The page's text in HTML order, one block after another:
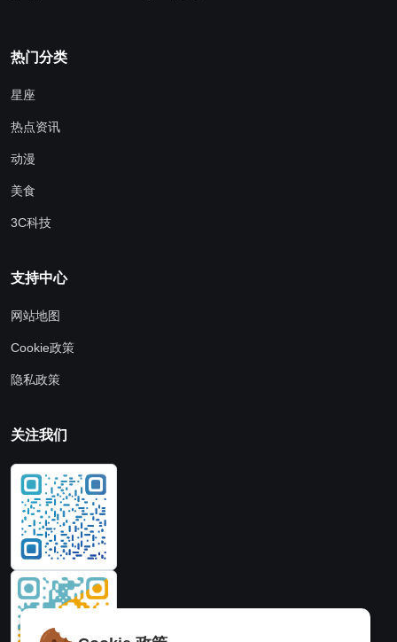
热门分类
星座
热点资讯
动漫
美食
3C科技
支持中心
网站地图
Cookie政策
隐私政策
关注我们